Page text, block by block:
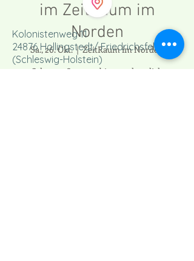
im ZeitRaum im
Norden
Sa., 26. Okt.
  |
ZeitRaum im Norden
Schauen & ausprobieren... herzlich
Kolonistenweg 11
24876 Hollingstedt/ Friedrichsfeld
(Schleswig-Holstein)